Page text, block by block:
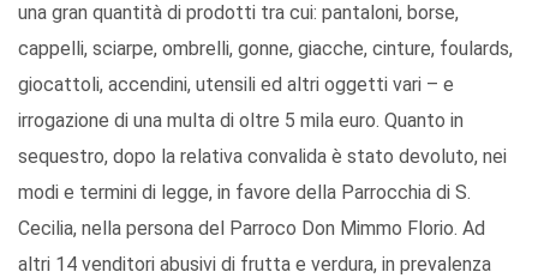
una gran quantità di prodotti tra cui: pantaloni, borse,
cappelli, sciarpe, ombrelli, gonne, giacche, cinture, foulards,
giocattoli, accendini, utensili ed altri oggetti vari – e
irrogazione di una multa di oltre 5 mila euro. Quanto in
sequestro, dopo la relativa convalida è stato devoluto, nei
modi e termini di legge, in favore della Parrocchia di S.
Cecilia, nella persona del Parroco Don Mimmo Florio. Ad
altri 14 venditori abusivi di frutta e verdura, in prevalenza